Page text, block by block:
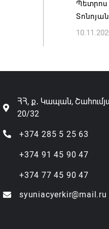
ՀՀ, ք․ Կապան,
20/32
+374 285 5 25 63
+374 91 45 90 47
+374 77 45 90 47
syuniacyerkir@mail.ru